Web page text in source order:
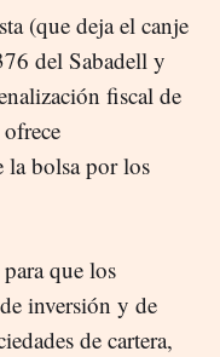
(que deja el canje
del Sabadell y
fiscal de
la bolsa por los
que los
inversión y de
de cartera,